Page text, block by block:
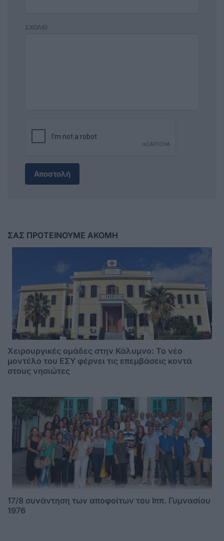
ΣΧΟΛΙΟ
Αποστολή
ΣΑΣ ΠΡΟΤΕΙΝΟΥΜΕ ΑΚΟΜΗ
Χειρουργικές ομάδες στην Κάλυμνο: Το νέο
μοντέλο του ΕΣΥ φέρνει τις επεμβάσεις κοντά
στους νησιώτες
17/8 συνάντηση των αποφοίτων του Ιππ. Γυμνασίου
1976